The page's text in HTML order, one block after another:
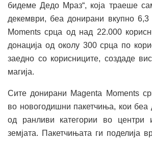
бидеме Дедо Мраз“, која траеше
декември, беа донирани вкупно
Moments срца од над 22.000
донација од околу 300 срца по
заедно со корисниците, создаде
магија.
Сите донирани Magenta Moments
во новогодишни пакетчиња, кои беа
од ранливи категории во центри
земјата. Пакетчињата ги поделија